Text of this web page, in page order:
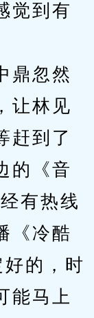
觉到有
忽然
让林见
赶到了
的《音
有热线
《冷酷
的，时
能马上